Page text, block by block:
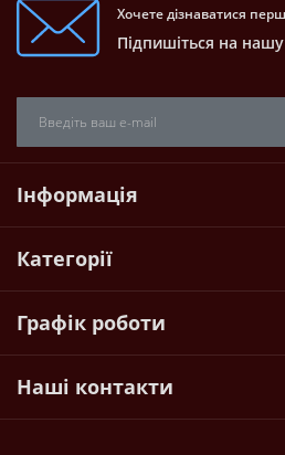
Хочете дізнаватися
Підпишіться на
Інформація
Категорії
Графік роботи
Наші контакти